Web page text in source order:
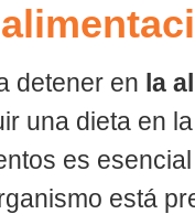
detener en la
una dieta en
es
está